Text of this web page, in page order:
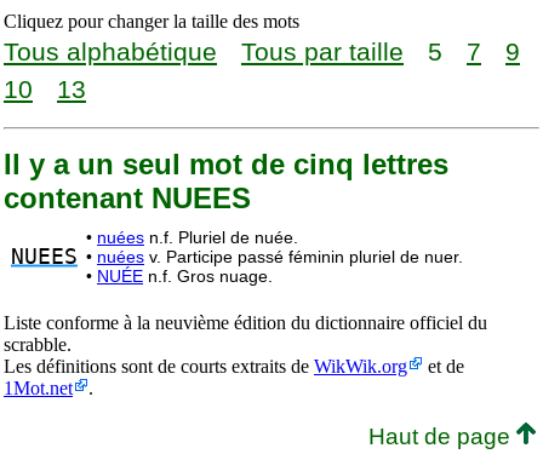
Cliquez pour changer la taille des mots
Tous alphabétique Tous par taille 5 7
9
10
13
Il y a un seul mot de cinq lettres
contenant NUEES
NUEES
• nuées n.f. Pluriel de nuée.
• nuées v. Participe passé féminin pluriel de nuer.
• NUÉE n.f. Gros nuage.
Liste conforme à la neuvième édition du dictionnaire officiel du
scrabble.
Les définitions sont de courts extraits de WikWik.org
et de
1Mot.net
.
Haut de page